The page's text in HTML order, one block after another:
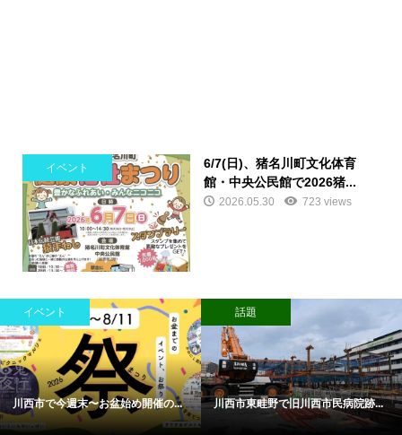
イベント
6/7(日)、猪名川町文化体育
館・中央公民館で2026猪...
2026.05.30 723 views
イベント
川西市で今週末〜お盆始め開催の...
話題
川西市東畦野で旧川西市民病院跡...